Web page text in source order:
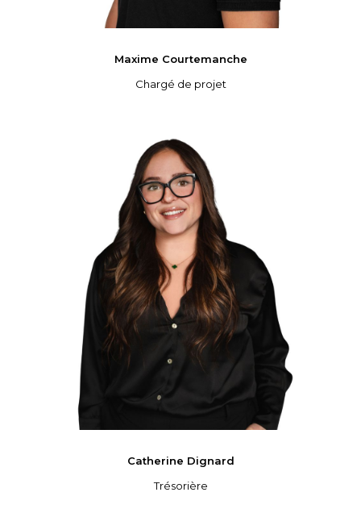
Maxime Courtemanche
Chargé de projet
Catherine Dignard
Trésorière